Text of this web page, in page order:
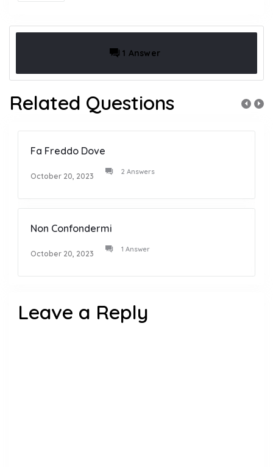
1 Answer
Related Questions
Fa Freddo Dove
October 20, 2023 2 Answers
Non Confondermi
October 20, 2023 1 Answer
Leave a Reply